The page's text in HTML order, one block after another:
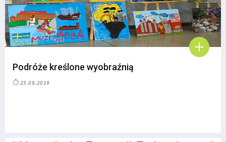
Podróże kreślone wyobraźnią
25.09.2019